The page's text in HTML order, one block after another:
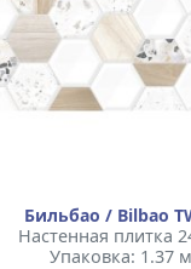
Бильбао / Bilbao
Настенная плитка
Упаковка: 1.37